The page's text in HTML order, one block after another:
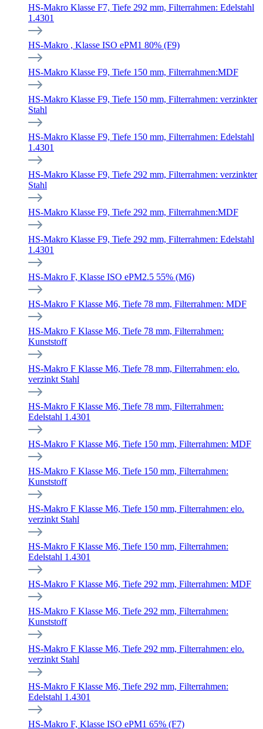
HS-Makro Klasse F7, Tiefe 292 mm, Filterrahmen: Edelstahl
1.4301
HS-Makro , Klasse ISO ePM1 80% (F9)
HS-Makro Klasse F9, Tiefe 150 mm, Filterrahmen:MDF
HS-Makro Klasse F9, Tiefe 150 mm, Filterrahmen: verzinkter
Stahl
HS-Makro Klasse F9, Tiefe 150 mm, Filterrahmen: Edelstahl
1.4301
HS-Makro Klasse F9, Tiefe 292 mm, Filterrahmen: verzinkter
Stahl
HS-Makro Klasse F9, Tiefe 292 mm, Filterrahmen:MDF
HS-Makro Klasse F9, Tiefe 292 mm, Filterrahmen: Edelstahl
1.4301
HS-Makro F, Klasse ISO ePM2.5 55% (M6)
HS-Makro F Klasse M6, Tiefe 78 mm, Filterrahmen: MDF
HS-Makro F Klasse M6, Tiefe 78 mm, Filterrahmen:
Kunststoff
HS-Makro F Klasse M6, Tiefe 78 mm, Filterrahmen: elo.
verzinkt Stahl
HS-Makro F Klasse M6, Tiefe 78 mm, Filterrahmen:
Edelstahl 1.4301
HS-Makro F Klasse M6, Tiefe 150 mm, Filterrahmen: MDF
HS-Makro F Klasse M6, Tiefe 150 mm, Filterrahmen:
Kunststoff
HS-Makro F Klasse M6, Tiefe 150 mm, Filterrahmen: elo.
verzinkt Stahl
HS-Makro F Klasse M6, Tiefe 150 mm, Filterrahmen:
Edelstahl 1.4301
HS-Makro F Klasse M6, Tiefe 292 mm, Filterrahmen: MDF
HS-Makro F Klasse M6, Tiefe 292 mm, Filterrahmen:
Kunststoff
HS-Makro F Klasse M6, Tiefe 292 mm, Filterrahmen: elo.
verzinkt Stahl
HS-Makro F Klasse M6, Tiefe 292 mm, Filterrahmen:
Edelstahl 1.4301
HS-Makro F, Klasse ISO ePM1 65% (F7)